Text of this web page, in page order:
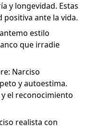
y longevidad. Estas
ante la vida.
estilo
que irradie
Narciso
y autoestima.
el reconocimiento
realista con